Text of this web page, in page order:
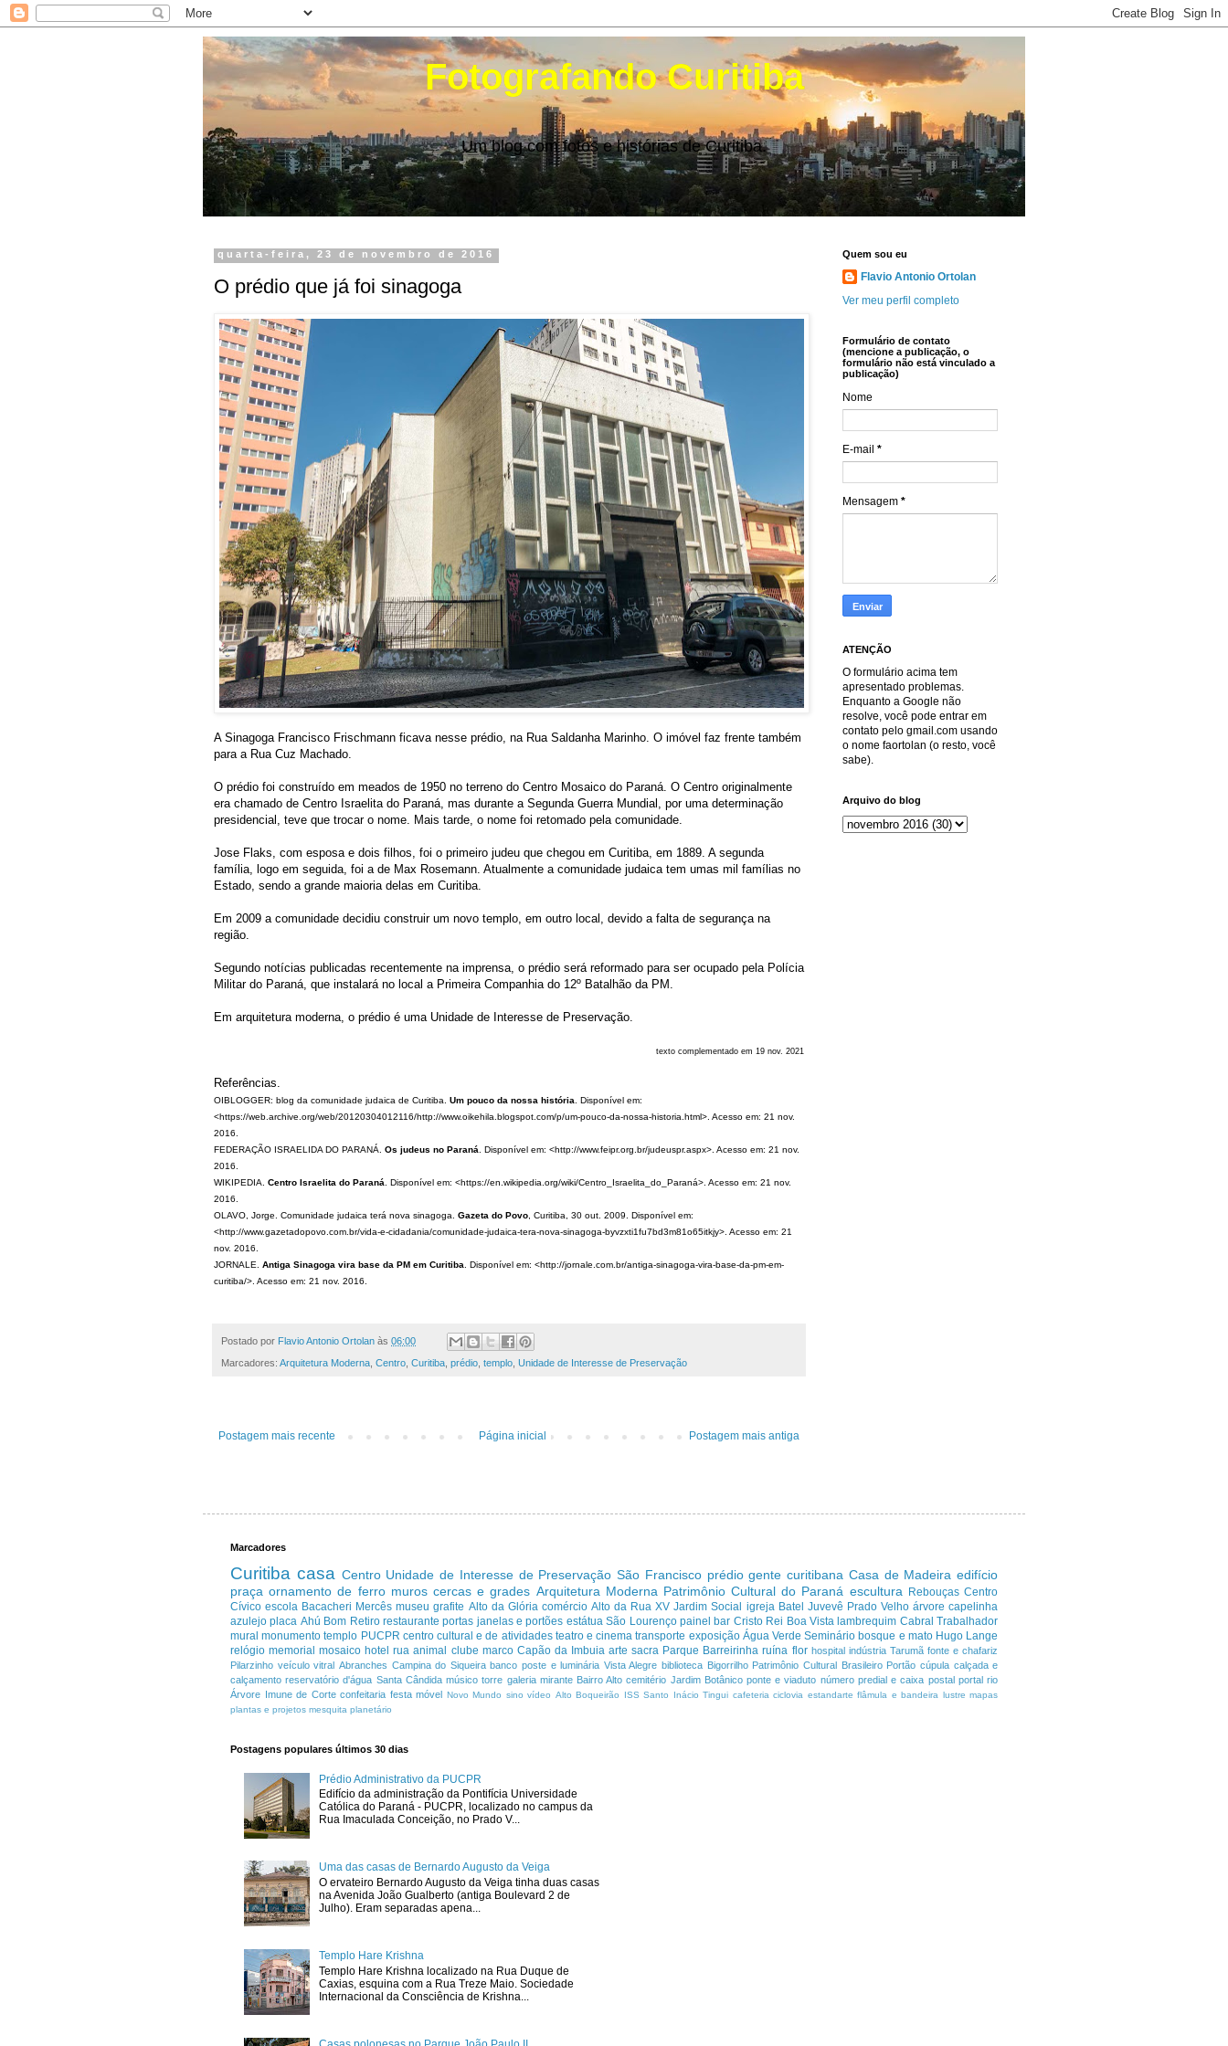
Fotografando Curitiba
Um blog com fotos e histórias de Curitiba.
quarta-feira, 23 de novembro de 2016
O prédio que já foi sinagoga
A Sinagoga Francisco Frischmann ficava nesse prédio, na Rua Saldanha Marinho. O imóvel faz frente também
para a Rua Cuz Machado.
O prédio foi construído em meados de 1950 no terreno do Centro Mosaico do Paraná. O Centro originalmente
era chamado de Centro Israelita do Paraná, mas durante a Segunda Guerra Mundial, por uma determinação
presidencial, teve que trocar o nome. Mais tarde, o nome foi retomado pela comunidade.
Jose Flaks, com esposa e dois filhos, foi o primeiro judeu que chegou em Curitiba, em 1889. A segunda
família, logo em seguida, foi a de Max Rosemann. Atualmente a comunidade judaica tem umas mil famílias no
Estado, sendo a grande maioria delas em Curitiba.
Em 2009 a comunidade decidiu construir um novo templo, em outro local, devido a falta de segurança na
região.
Segundo notícias publicadas recentemente na imprensa, o prédio será reformado para ser ocupado pela Polícia
Militar do Paraná, que instalará no local a Primeira Companhia do 12º Batalhão da PM.
Em arquitetura moderna, o prédio é uma Unidade de Interesse de Preservação.
texto complementado em 19 nov. 2021
Referências.
OIBLOGGER: blog da comunidade judaica de Curitiba. Um pouco da nossa história . Disponível em:
<https://web.archive.org/web/20120304012116/http://www.oikehila.blogspot.com/p/um-pouco-da-nossa-historia.html>. Acesso em: 21 nov.
2016.
FEDERAÇÃO ISRAELIDA DO PARANÁ. Os judeus no Paraná . Disponível em: <http://www.feipr.org.br/judeuspr.aspx>. Acesso em: 21 nov.
2016.
WIKIPEDIA. Centro Israelita do Paraná . Disponível em: <https://en.wikipedia.org/wiki/Centro_Israelita_do_Paraná>. Acesso em: 21 nov.
2016.
OLAVO, Jorge. Comunidade judaica terá nova sinagoga. Gazeta do Povo , Curitiba, 30 out. 2009. Disponível em:
<http://www.gazetadopovo.com.br/vida-e-cidadania/comunidade-judaica-tera-nova-sinagoga-byvzxti1fu7bd3m81o65itkjy>. Acesso em: 21
nov. 2016.
JORNALE. Antiga Sinagoga vira base da PM em Curitiba . Disponível em: <http://jornale.com.br/antiga-sinagoga-vira-base-da-pm-em-
curitiba/>. Acesso em: 21 nov. 2016.
Postado por Flavio Antonio Ortolan às 06:00
Marcadores: Arquitetura Moderna Centro Curitiba prédio templo Unidade de Interesse de Preservação
Postagem mais recente Postagem mais antiga
Página inicial
Quem sou eu
Flavio Antonio Ortolan
Ver meu perfil completo
Formulário de contato
(mencione a publicação, o
formulário não está vinculado a
publicação)
Nome
E-mail *
Mensagem *
ATENÇÃO
O formulário acima tem
apresentado problemas.
Enquanto a Google não
resolve, você pode entrar em
contato pelo gmail.com usando
o nome faortolan (o resto, você
sabe).
Arquivo do blog
Marcadores
Curitiba casa Centro Unidade de Interesse de Preservação São Francisco prédio gente curitibana Casa de Madeira edifício
praça ornamento de ferro muros cercas e grades Arquitetura Moderna Patrimônio Cultural do Paraná escultura Rebouças Centro
Cívico escola Bacacheri Mercês museu grafite Alto da Glória comércio Alto da Rua XV Jardim Social igreja Batel Juvevê Prado Velho árvore capelinha
azulejo placa Ahú Bom Retiro restaurante portas janelas e portões estátua São Lourenço painel bar Cristo Rei Boa Vista lambrequim Cabral Trabalhador
mural monumento templo PUCPR centro cultural e de atividades teatro e cinema transporte exposição Água Verde Seminário bosque e mato Hugo Lange
relógio memorial mosaico hotel rua animal clube marco Capão da Imbuia arte sacra Parque Barreirinha ruína flor hospital indústria Tarumã fonte e chafariz
Pilarzinho veículo vitral Abranches Campina do Siqueira banco poste e luminária Vista Alegre biblioteca Bigorrilho Patrimônio Cultural Brasileiro Portão cúpula calçada e
calçamento reservatório d'água Santa Cândida músico torre galeria mirante Bairro Alto cemitério Jardim Botânico ponte e viaduto número predial e caixa postal portal rio
Árvore Imune de Corte confeitaria festa móvel Novo Mundo sino vídeo Alto Boqueirão ISS Santo Inácio Tingui cafeteria ciclovia estandarte flâmula e bandeira lustre mapas
plantas e projetos mesquita planetário
Postagens populares últimos 30 dias
Prédio Administrativo da PUCPR
Edifício da administração da Pontifícia Universidade
Católica do Paraná - PUCPR, localizado no campus da
Rua Imaculada Conceição, no Prado V...
Uma das casas de Bernardo Augusto da Veiga
O ervateiro Bernardo Augusto da Veiga tinha duas casas
na Avenida João Gualberto (antiga Boulevard 2 de
Julho). Eram separadas apena...
Templo Hare Krishna
Templo Hare Krishna localizado na Rua Duque de
Caxias, esquina com a Rua Treze Maio. Sociedade
Internacional da Consciência de Krishna...